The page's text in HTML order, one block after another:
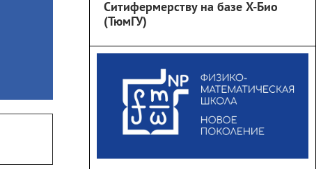
Ситифермерству на базе Х-Био
(ТюмГУ)